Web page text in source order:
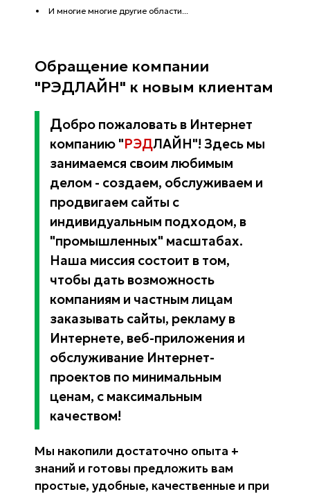
И многие многие другие области...
Обращение компании
"РЭДЛАЙН" к новым клиентам
Добро пожаловать в Интернет
компанию "РЭДЛАЙН"! Здесь мы
занимаемся своим любимым
делом - создаем, обслуживаем и
продвигаем сайты с
индивидуальным подходом, в
"промышленных" масштабах.
Наша миссия состоит в том,
чтобы дать возможность
компаниям и частным лицам
заказывать сайты, рекламу в
Интернете, веб-приложения и
обслуживание Интернет-
проектов по минимальным
ценам, с максимальным
качеством!
Мы накопили достаточно опыта +
знаний и готовы предложить вам
простые, удобные, качественные и при